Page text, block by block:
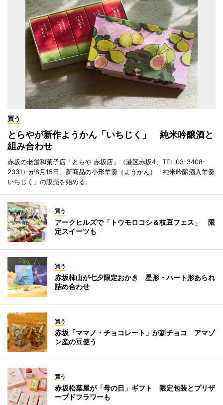
買う
とらやが新作ようかん「いちじく」 純米吟醸酒と
組み合わせ
赤坂の老舗和菓子店「とらや 赤坂店」（港区赤坂4、TEL 03-3408-
2331）が8月15日、新商品の小形羊羹（ようかん）「純米吟醸酒入羊羹
いちじく」の販売を始める。
買う
アークヒルズで「トウモロコシ＆枝豆フェス」 限
定スイーツも
買う
赤坂柿山が七夕限定おかき 星形・ハート形あられ
詰め合わせ
買う
赤坂「ママノ・チョコレート」が新チョコ アマゾ
ン産の豆使う
買う
赤坂松葉屋が「母の日」ギフト 限定包装とプリザ
ーブドフラワーも